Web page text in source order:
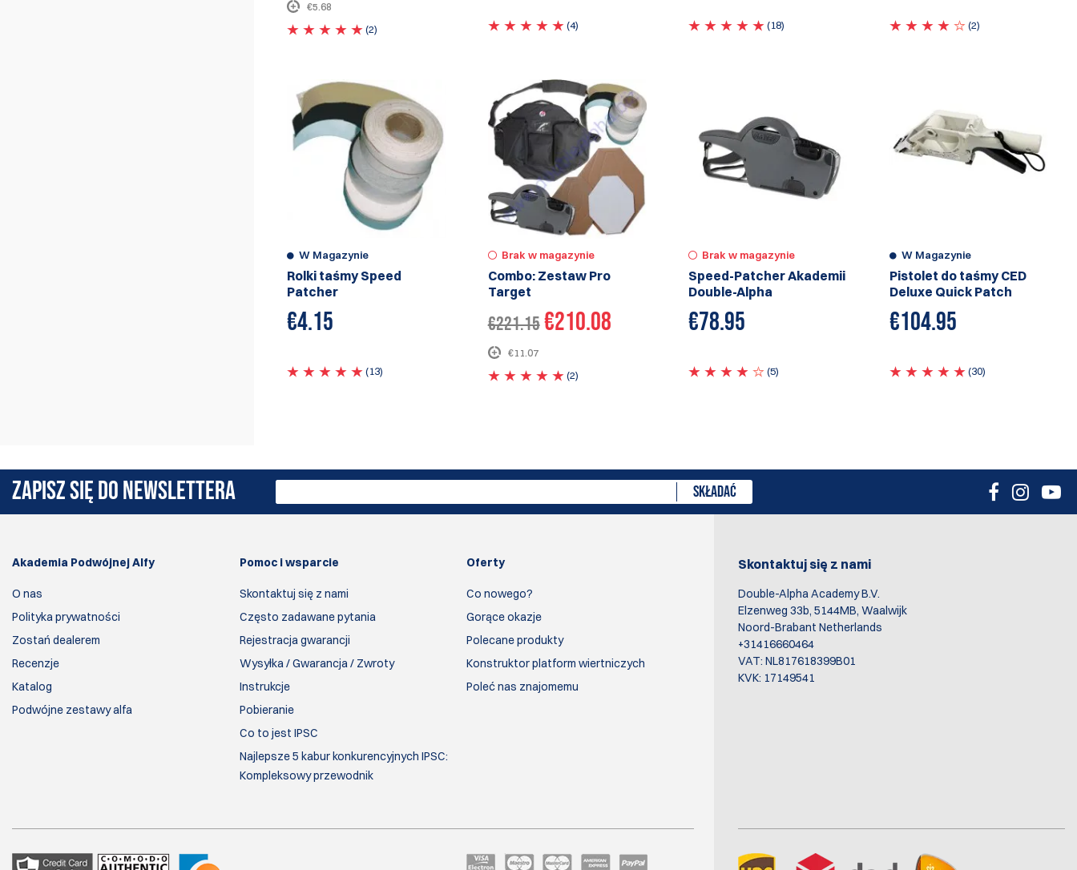
€5.68
(2) (4) (18) (2)
W Magazynie
Rolki taśmy Speed
Patcher
€4.15
(13)
Brak w magazynie
Combo: Zestaw Pro
Target
€221.15€210.08
€11.07
(2)
Brak w magazynie
Speed-Patcher Akademii
Double-Alpha
€78.95
(5)
W Magazynie
Pistolet do taśmy CED
Deluxe Quick Patch
€104.95
(30)
ZAPISZ SIĘ DO NEWSLETTERA SKŁADAĆ
Akademia Podwójnej Alfy
O nas
Polityka prywatności
Zostań dealerem
Recenzje
Katalog
Podwójne zestawy alfa
Pomoc i wsparcie
Skontaktuj się z nami
Często zadawane pytania
Rejestracja gwarancji
Wysyłka / Gwarancja / Zwroty
Instrukcje
Pobieranie
Co to jest IPSC
Najlepsze 5 kabur konkurencyjnych IPSC:
Kompleksowy przewodnik
Oferty
Co nowego?
Gorące okazje
Polecane produkty
Konstruktor platform wiertniczych
Poleć nas znajomemu
Skontaktuj się z nami
Double-Alpha Academy B.V.
Elzenweg 33b, 5144MB, Waalwijk
Noord-Brabant Netherlands
+31416660464
VAT: NL817618399B01
KVK: 17149541